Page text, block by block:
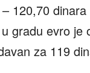
120,70
gradu evro je
za 119